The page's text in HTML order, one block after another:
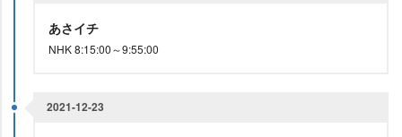
あさイチ
NHK 8:15:00～9:55:00
2021-12-23